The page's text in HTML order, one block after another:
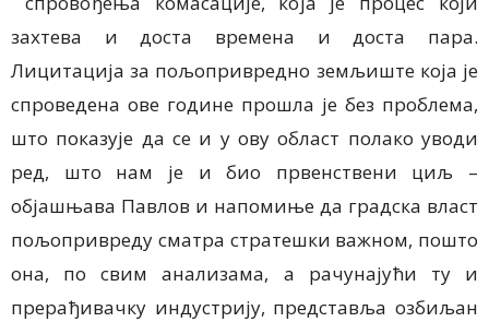
захтева и доста времена и доста пара.
Лицитација за пољопривредно земљиште која је
спроведена ове године прошла је без проблема,
што показује да се и у ову област полако уводи
ред, што нам је и био првенствени циљ –
објашњава Павлов и напомиње да градска власт
пољопривреду сматра стратешки важном, пошто
она, по свим анализама, а рачунајући ту и
прерађивачку индустрију, представља озбиљан